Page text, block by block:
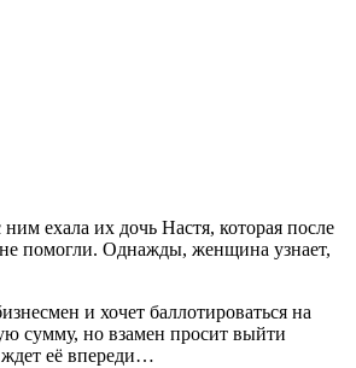
ехала их дочь Настя, которая после
не помогли. Однажды, женщина узнает,
и хочет баллотироваться на
сумму, но взамен просит выйти
ждет её впереди…